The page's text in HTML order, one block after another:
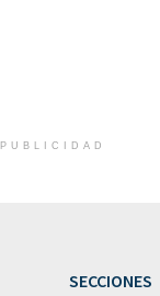
PUBLICIDAD
SECCIONES